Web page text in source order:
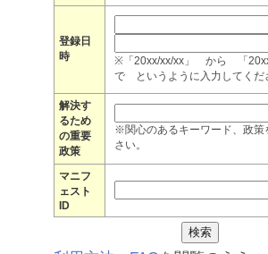
登録日
時
※「20xx/xx/xx」 から 「
で というように入力してくだ
解決す
るため
の重要
政策
※関心のあるキーワード、政策
さい。
マニフ
ェスト
ID